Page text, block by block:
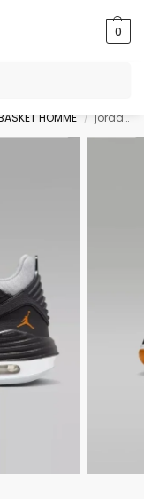
0
paiement en ligne
HOMME / jordan max aura 5 – DZ4353-003